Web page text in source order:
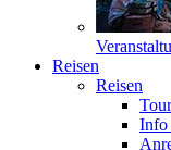
Reisen
Reisen
Info